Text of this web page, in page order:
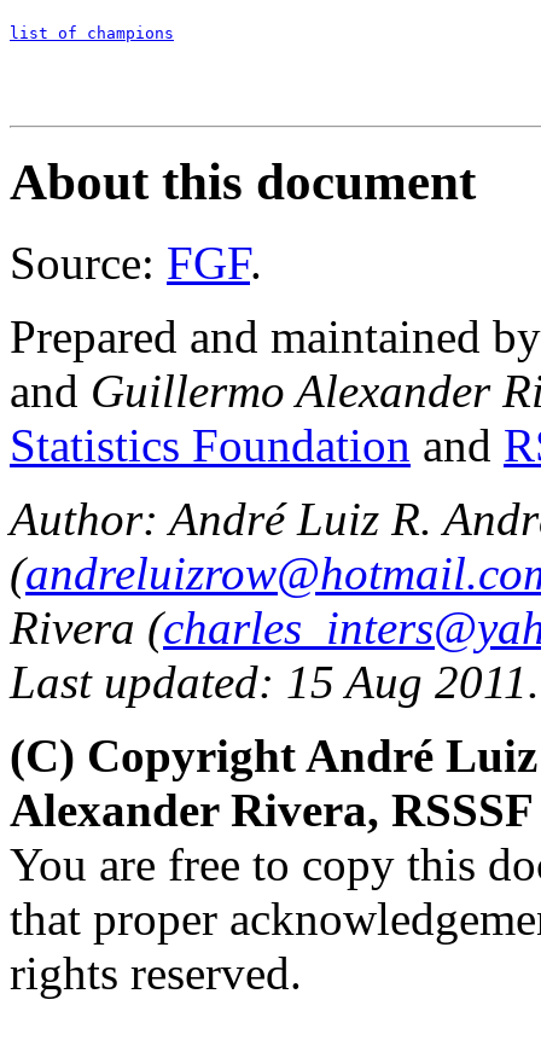
list of champions
About this document
Source: FGF.
Prepared and maintained
and Guillermo Alexander
Statistics Foundation and
Author: André Luiz R.
(
Rivera (
Last updated: 15 Aug 2011.
(C) Copyright André
Alexander Rivera,
You are free to copy this
that proper
rights reserved.